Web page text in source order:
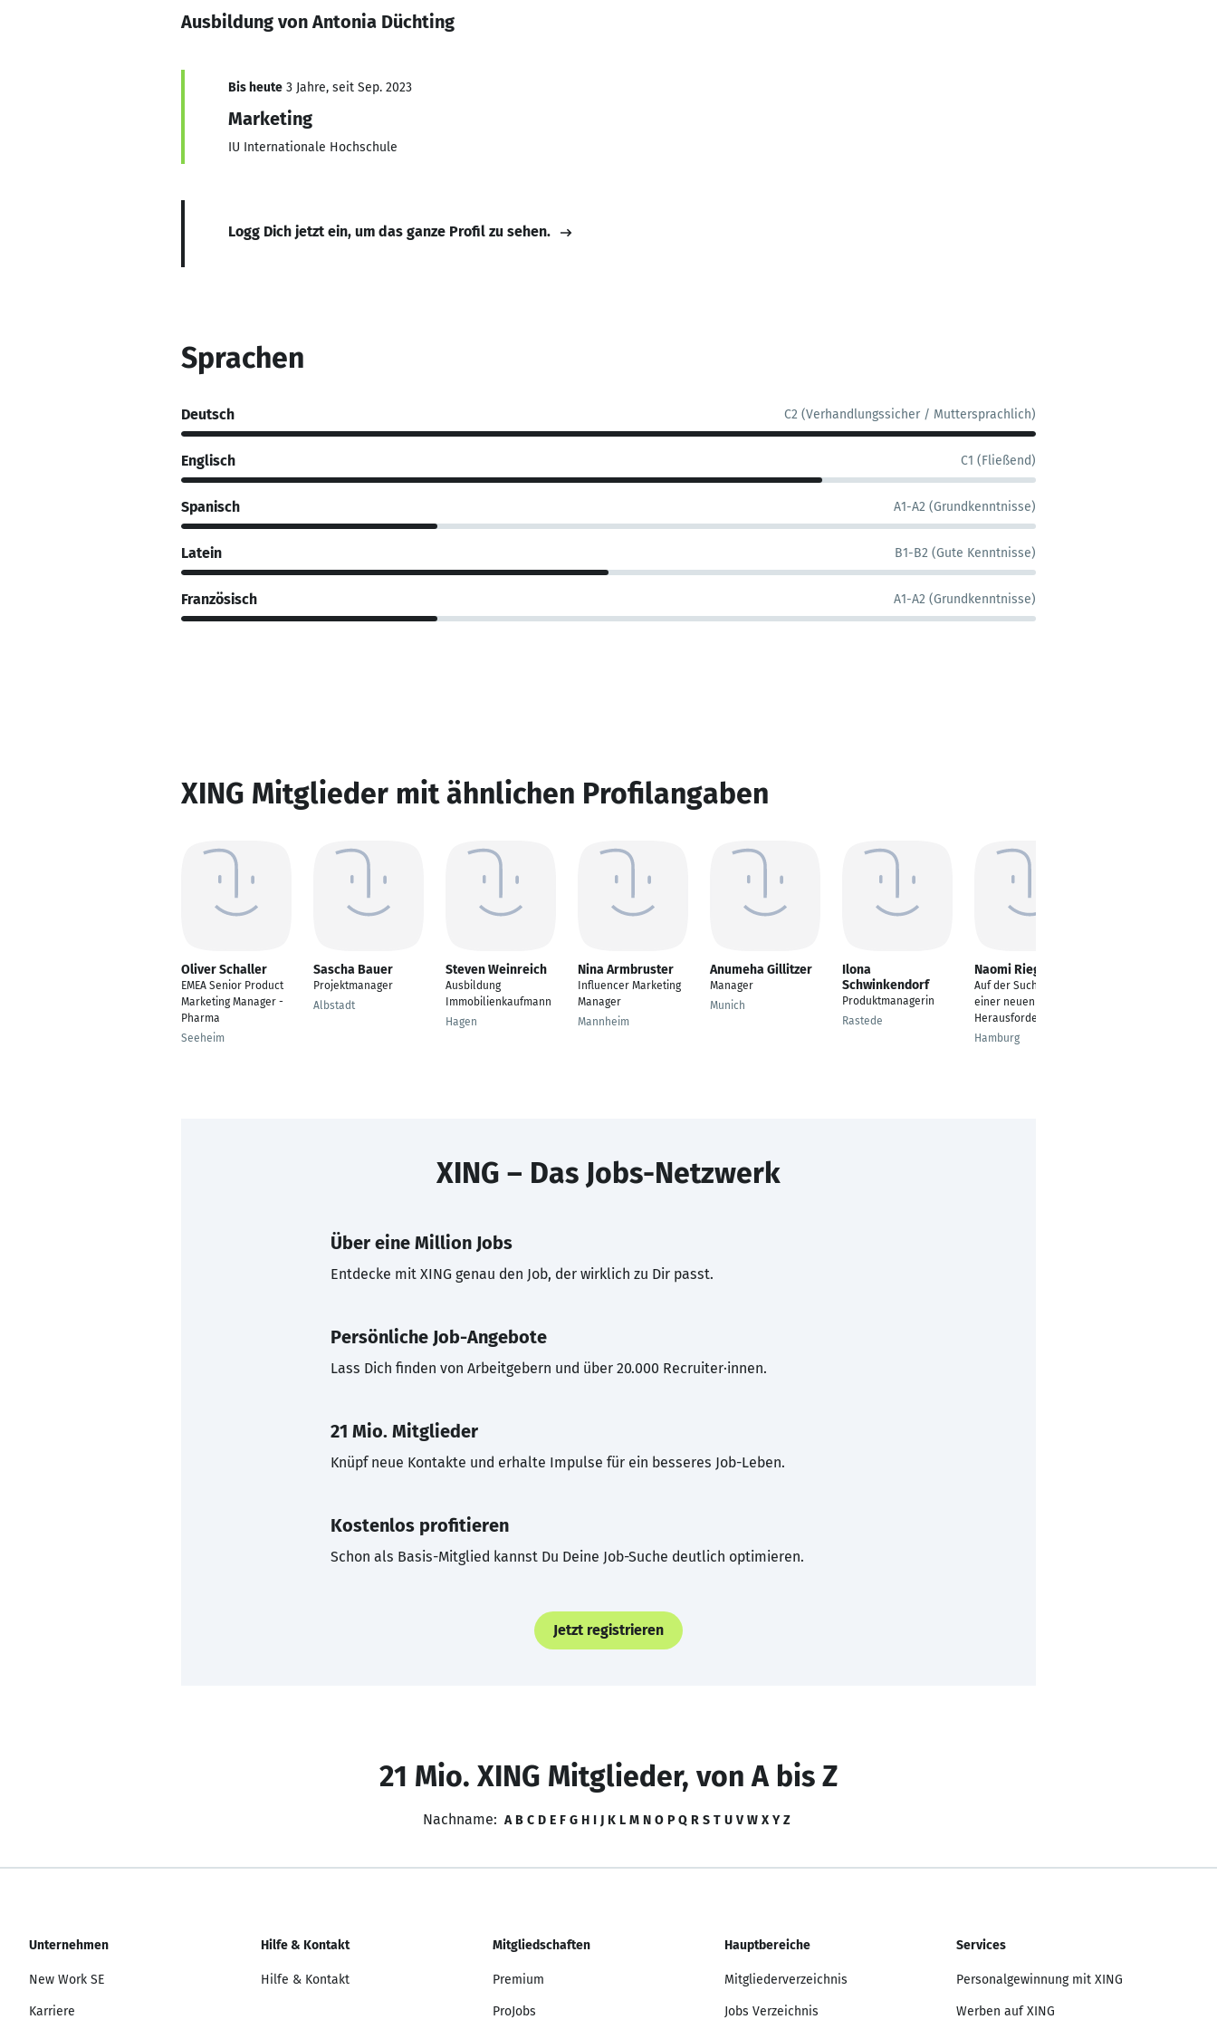
Ausbildung von Antonia Düchting
Bis heute 3 Jahre, seit Sep. 2023
Marketing
IU Internationale Hochschule
Logg Dich jetzt ein, um das ganze Profil zu sehen.
Sprachen
Deutsch C2 (Verhandlungssicher / Muttersprachlich)
Englisch C1 (Fließend)
Spanisch A1-A2 (Grundkenntnisse)
Latein B1-B2 (Gute Kenntnisse)
Französisch A1-A2 (Grundkenntnisse)
XING Mitglieder mit ähnlichen Profilangaben
Oliver Schaller
EMEA Senior Product
Marketing Manager -
Pharma
Seeheim
Sascha Bauer
Projektmanager
Albstadt
Steven Weinreich
Ausbildung
Immobilienkaufmann
Hagen
Nina Armbruster
Influencer Marketing
Manager
Mannheim
Anumeha Gillitzer
Manager
Munich
Ilona
Schwinkendorf
Produktmanagerin
Rastede
Naomi Rieger
Auf der Suche nach
einer neuen
Herausforderung
Hamburg
XING – Das Jobs-Netzwerk
Über eine Million Jobs
Entdecke mit XING genau den Job, der wirklich zu Dir passt.
Persönliche Job-Angebote
Lass Dich finden von Arbeitgebern und über 20.000 Recruiter·innen.
21 Mio. Mitglieder
Knüpf neue Kontakte und erhalte Impulse für ein besseres Job-Leben.
Kostenlos profitieren
Schon als Basis-Mitglied kannst Du Deine Job-Suche deutlich optimieren.
Jetzt registrieren
21 Mio. XING Mitglieder, von A bis Z
Nachname: A B C D E F G H I J K L M N O P Q R S T U V W X Y Z
Unternehmen
New Work SE
Karriere
Hilfe & Kontakt
Hilfe & Kontakt
Mitgliedschaften
Premium
ProJobs
Hauptbereiche
Mitgliederverzeichnis
Jobs Verzeichnis
Services
Personalgewinnung mit XING
Werben auf XING